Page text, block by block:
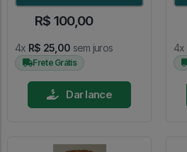
R$ 100,00
4x R$ 25,00 sem juros
Frete Grátis
Dar lance
4x